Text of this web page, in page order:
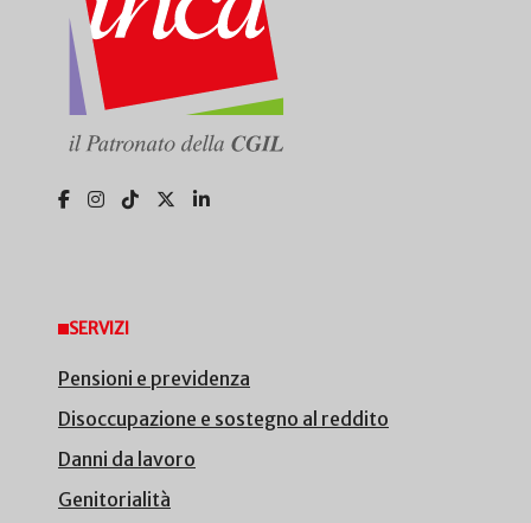
SERVIZI
Pensioni e previdenza
Disoccupazione e sostegno al reddito
Danni da lavoro
Genitorialità